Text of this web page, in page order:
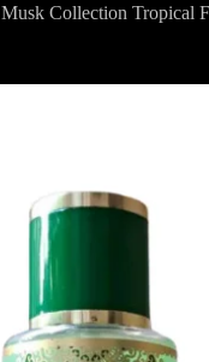
Musk Collection Tropical